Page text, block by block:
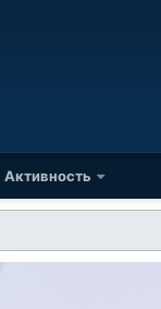
Активность